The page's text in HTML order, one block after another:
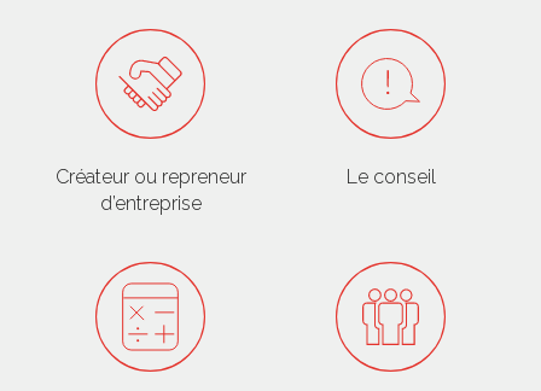
Créateur ou repreneur
d’entreprise
Le conseil